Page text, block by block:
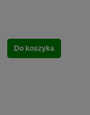
Do koszyka